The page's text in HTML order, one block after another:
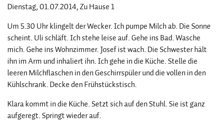
Dienstag, 01.07.2014, Zu Hause 1
Um 5.30 Uhr klingelt der Wecker. Ich pumpe Milch ab. Die Sonne
scheint. Uli schläft. Ich stehe leise auf. Gehe ins Bad. Wasche
mich. Gehe ins Wohnzimmer. Josef ist wach. Die Schwester hält
ihn im Arm und inhaliert ihn. Ich gehe in die Küche. Stelle die
leeren Milchflaschen in den Geschirrspüler und die vollen in den
Kühlschrank. Decke den Frühstückstisch.
Klara kommt in die Küche. Setzt sich auf den Stuhl. Sie ist ganz
aufgeregt. Springt wieder auf.